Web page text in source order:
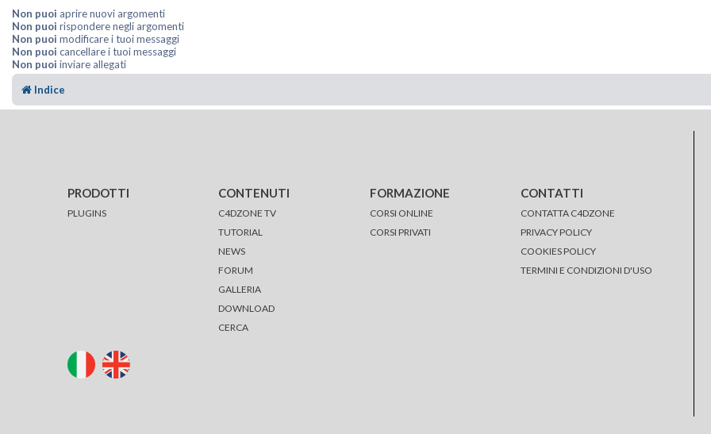
Non puoi aprire nuovi argomenti
Non puoi rispondere negli argomenti
Non puoi modificare i tuoi messaggi
Non puoi cancellare i tuoi messaggi
Non puoi inviare allegati
Indice
PRODOTTI
PLUGINS
CONTENUTI
C4DZONE TV
TUTORIAL
NEWS
FORUM
GALLERIA
DOWNLOAD
CERCA
FORMAZIONE
CORSI ONLINE
CORSI PRIVATI
CONTATTI
CONTATTA C4DZONE
PRIVACY POLICY
COOKIES POLICY
TERMINI E CONDIZIONI D'USO